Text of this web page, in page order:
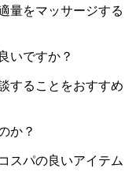
量をマッサージする
いですか？
することをおすすめ
か？
スパの良いアイテム